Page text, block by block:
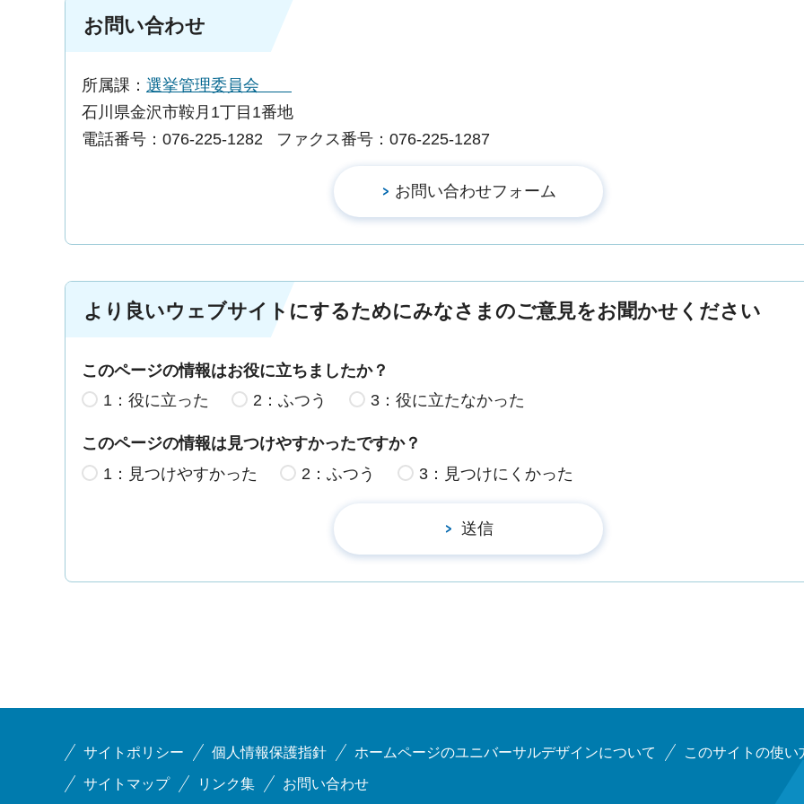
お問い合わせ
所属課： 選挙管理委員会
石川県金沢市鞍月1丁目1番地
電話番号：076-225-1282
ファクス番号：076-225-1287
より良いウェブサイトにするためにみなさまのご意見をお聞かせください
このページの情報はお役に立ちましたか？
1：役に立った
2：ふつう 3：役に立たなかった
このページの情報は見つけやすかったですか？
1：見つけやすかった
2：ふつう 3：見つけにくかった
サイトポリシー 個人情報保護指針 ホームページのユニバーサルデザインについて このサイトの使い
サイトマップ リンク集 お問い合わせ